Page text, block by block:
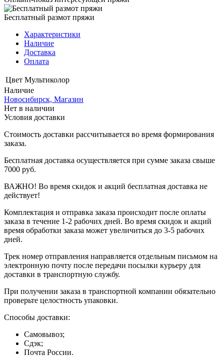
Бесплатный размот пряжи
Характеристики
Наличие
Доставка
Оплата
Цвет Мультиколор
Наличие
Новосибирск, Магазин
Нет в наличии
Условия доставки
Стоимость доставки рассчитывается во время формирования
заказа.
Бесплатная доставка осуществляется при сумме заказа свыше
7000 руб.
ВАЖНО! Во время скидок и акций бесплатная доставка не
действует!
Комплектация и отправка заказа происходит после оплаты
заказа в течение 1-2 рабочих дней. Во время скидок и акций
время обработки заказа может увеличиться до 3-5 рабочих
дней.
Трек номер отправления направляется отдельным письмом на
электронную почту после передачи посылки курьеру для
доставки в транспортную службу.
При получении заказа в транспортной компании обязательно
проверьте целостность упаковки.
Способы доставки:
Самовывоз;
Сдэк;
Почта России.